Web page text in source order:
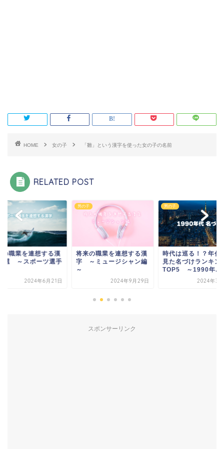
HOME 女の子 「雛」という漢字を使った女の子の名前
RELATED POST
の職業を連想する漢
選 ～スポーツ選手
2024年6月21日
男の子
将来の職業を連想する漢
字 ～ミュージシャン編
～
2024年9月29日
男の子
時代は巡る！？年代
見た名づけランキ
TOP5 ～1990年...
2024年3
スポンサーリンク